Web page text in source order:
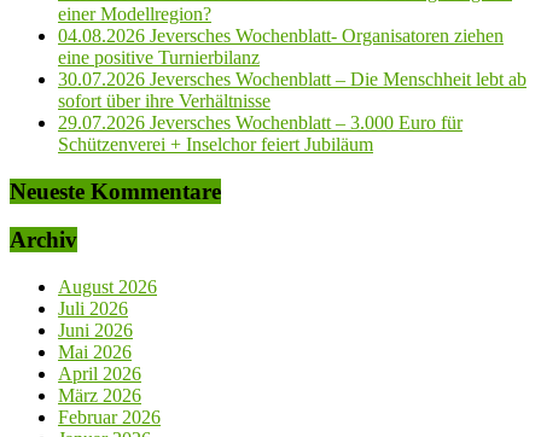
einer Modellregion?
04.08.2026 Jeversches Wochenblatt- Organisatoren ziehen
eine positive Turnierbilanz
30.07.2026 Jeversches Wochenblatt – Die Menschheit lebt ab
sofort über ihre Verhältnisse
29.07.2026 Jeversches Wochenblatt – 3.000 Euro für
Schützenverei + Inselchor feiert Jubiläum
Neueste Kommentare
Archiv
August 2026
Juli 2026
Juni 2026
Mai 2026
April 2026
März 2026
Februar 2026